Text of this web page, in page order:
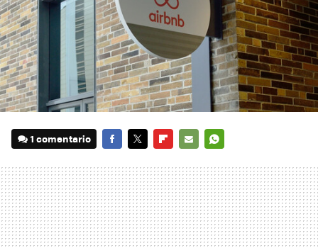
1 comentario
MAIL